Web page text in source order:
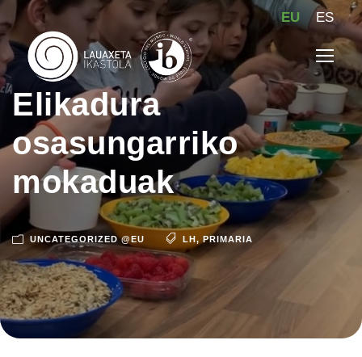
EU ES
Elikadura
osasungarriko
mokaduak
UNCATEGORIZED @EU LH, PRIMARIA